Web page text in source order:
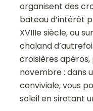
organisent des
bateau d’intérêt
XVIIIe siècle, ou
chaland
croisières apéros,
novembre : dans
conviviale, vous
soleil en sirotant